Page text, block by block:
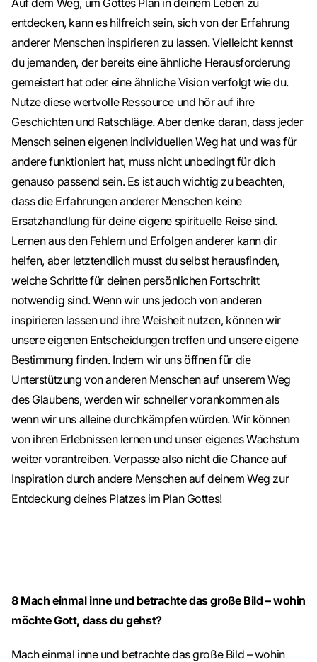
Auf dem Weg, um Gottes Plan in deinem Leben zu
entdecken, kann es hilfreich sein, sich von der Erfahrung
anderer Menschen inspirieren zu lassen. Vielleicht kennst
du jemanden, der bereits eine ähnliche Herausforderung
gemeistert hat oder eine ähnliche Vision verfolgt wie du.
Nutze diese wertvolle Ressource und hör auf ihre
Geschichten und Ratschläge. Aber denke daran, dass jeder
Mensch seinen eigenen individuellen Weg hat und was für
andere funktioniert hat, muss nicht unbedingt für dich
genauso passend sein. Es ist auch wichtig zu beachten,
dass die Erfahrungen anderer Menschen keine
Ersatzhandlung für deine eigene spirituelle Reise sind.
Lernen aus den Fehlern und Erfolgen anderer kann dir
helfen, aber letztendlich musst du selbst herausfinden,
welche Schritte für deinen persönlichen Fortschritt
notwendig sind. Wenn wir uns jedoch von anderen
inspirieren lassen und ihre Weisheit nutzen, können wir
unsere eigenen Entscheidungen treffen und unsere eigene
Bestimmung finden. Indem wir uns öffnen für die
Unterstützung von anderen Menschen auf unserem Weg
des Glaubens, werden wir schneller vorankommen als
wenn wir uns alleine durchkämpfen würden. Wir können
von ihren Erlebnissen lernen und unser eigenes Wachstum
weiter vorantreiben. Verpasse also nicht die Chance auf
Inspiration durch andere Menschen auf deinem Weg zur
Entdeckung deines Platzes im Plan Gottes!
8 Mach einmal inne und betrachte das große Bild – wohin
möchte Gott, dass du gehst?
Mach einmal inne und betrachte das große Bild – wohin